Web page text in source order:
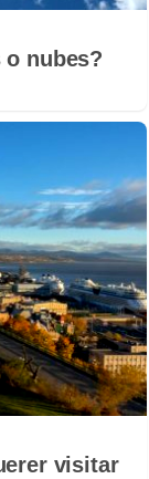
o nubes?
visitar